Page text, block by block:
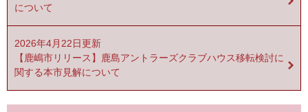
について
2026年4月22日更新
【鹿嶋市リリース】鹿島アントラーズクラブハウス移転検討に
関する本市見解について